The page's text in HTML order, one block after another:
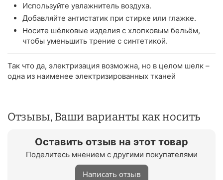
Используйте увлажнитель воздуха.
Добавляйте антистатик при стирке или глажке.
Носите шёлковые изделия с хлопковым бельём,
чтобы уменьшить трение с синтетикой.
Так что да, электризация возможна, но в целом шелк –
одна из наименее электризированных тканей
Отзывы, Ваши варианты как носить
Оставить отзыв на этот товар
Поделитесь мнением с другими покупателями
Написать отзыв